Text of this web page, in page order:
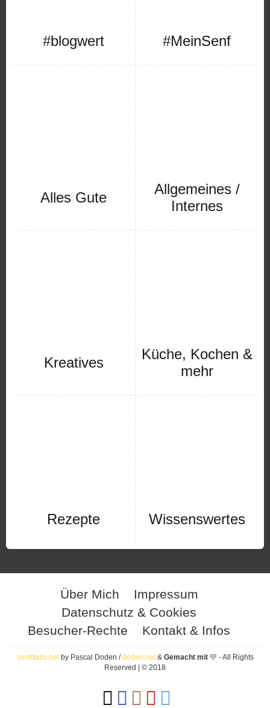
#blogwert #MeinSenf
Alles Gute
Allgemeines /
Internes
Kreatives
Küche, Kochen &
mehr
Rezepte Wissenswertes
Über Mich
Impressum
Datenschutz & Cookies
Besucher-Rechte
Kontakt & Infos
senfdazu.netby Pascal Doden /doden.net& Gemacht mit 💛 - All Rights
Reserved | © 2018